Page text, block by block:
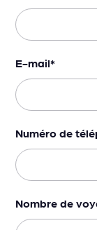
E-mail*
Numéro de
Nombre de